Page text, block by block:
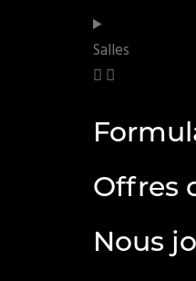
Salles
Offres
Nous